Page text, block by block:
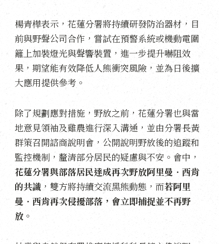
楊青樺表示，花蓮分署將持續研發防治器材，目
前與野聲公司合作，嘗試在預警系統或機動電圍
籬上加裝燈光與聲響裝置，進一步提升嚇阻效
果，期望能有效降低人熊衝突風險，並為日後擴
大應用提供參考。
除了規劃應對措施，野放之前，花蓮分署也與當
地意見領袖及雞農進行深入溝通，並由分署長黃
群策召開諮商說明會，公開說明野放後的追蹤和
監控機制，釐清部分居民的疑慮與不安。會中，
花蓮分署與部落居民達成再次野放阿里曼．西肯
的共識 ，雙方將持續交流黑熊動態，而若阿里
曼．西肯再次侵擾部落，會立即捕捉並不再野
放。